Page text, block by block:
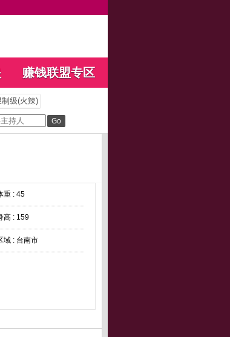
赚钱联盟专区
制级(火辣)
重 : 45
高 : 159
域 : 台南市